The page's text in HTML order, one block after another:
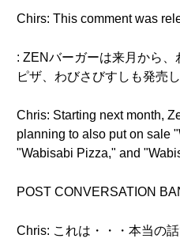
Chirs: This comment was
: ZENバーガーは来月から
ピザ、わびさびすしも発売
Chris: Starting next month,
planning to also put on sale
"Wabisabi Pizza," and
POST CONVERSATION
Chris: これは・・・本当の話